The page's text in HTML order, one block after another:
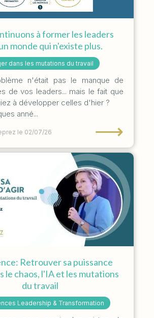
à former les leaders
monde qui n'existe plus.
dans les mutations du travail
n'était pas le manque de
de vos leaders... mais le fait que
à développer celles d'hier ?
anné...
le 02/07/26 ⟶
Retrouver sa puissance
le chaos, l'IA et les mutations
du travail
Leadership & Transformation